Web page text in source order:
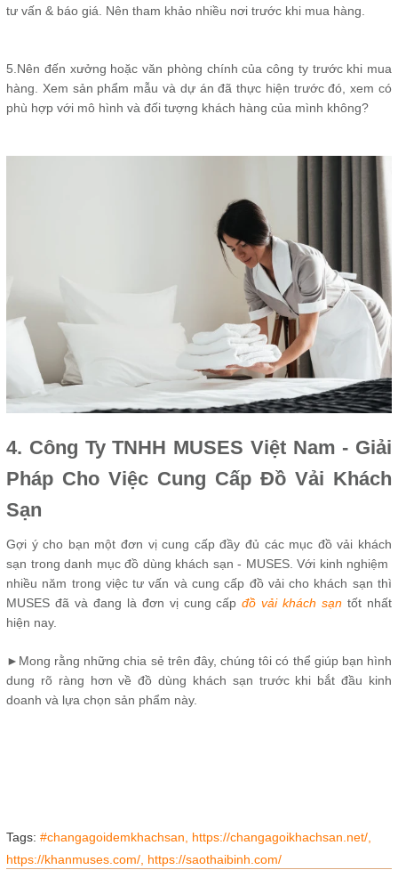
tư vấn & báo giá. Nên tham khảo nhiều nơi trước khi mua hàng.
5.Nên đến xưởng hoặc văn phòng chính của công ty trước khi mua
hàng. Xem sản phẩm mẫu và dự án đã thực hiện trước đó, xem có
phù hợp với mô hình và đối tượng khách hàng của mình không?
4. Công Ty TNHH MUSES Việt Nam - Giải
Pháp Cho Việc Cung Cấp Đồ Vải Khách
Sạn
Gợi ý cho bạn một đơn vị cung cấp đầy đủ các mục đồ vải khách
sạn trong danh mục đồ dùng khách sạn - MUSES. Với kinh nghiệm
nhiều năm trong việc tư vấn và cung cấp đồ vải cho khách sạn thì
MUSES đã và đang là đơn vị cung cấpđồ vải khách sạn tốt nhất
hiện nay.
►Mong rằng những chia sẻ trên đây, chúng tôi có thể giúp bạn hình
dung rõ ràng hơn về đồ dùng khách sạn trước khi bắt đầu kinh
doanh và lựa chọn sản phẩm này.
Tags: #changagoidemkhachsan, https://changagoikhachsan.net/,
https://khanmuses.com/, https://saothaibinh.com/